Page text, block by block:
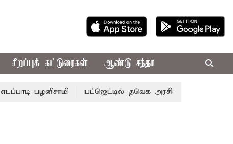
சிறப்புக் கட்டுரைகள் ஆண்டு சந்தா
பழனிசாமி பட்ஜெட்டில் தவெக அரசின் வாக்குறுதிகள்